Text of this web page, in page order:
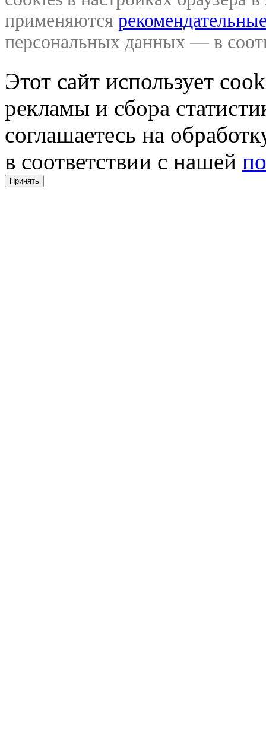
применяются
персональных данных — в
Этот сайт использует
рекламы и сбора
соглашаетесь на
в соответствии с нашей
Принять